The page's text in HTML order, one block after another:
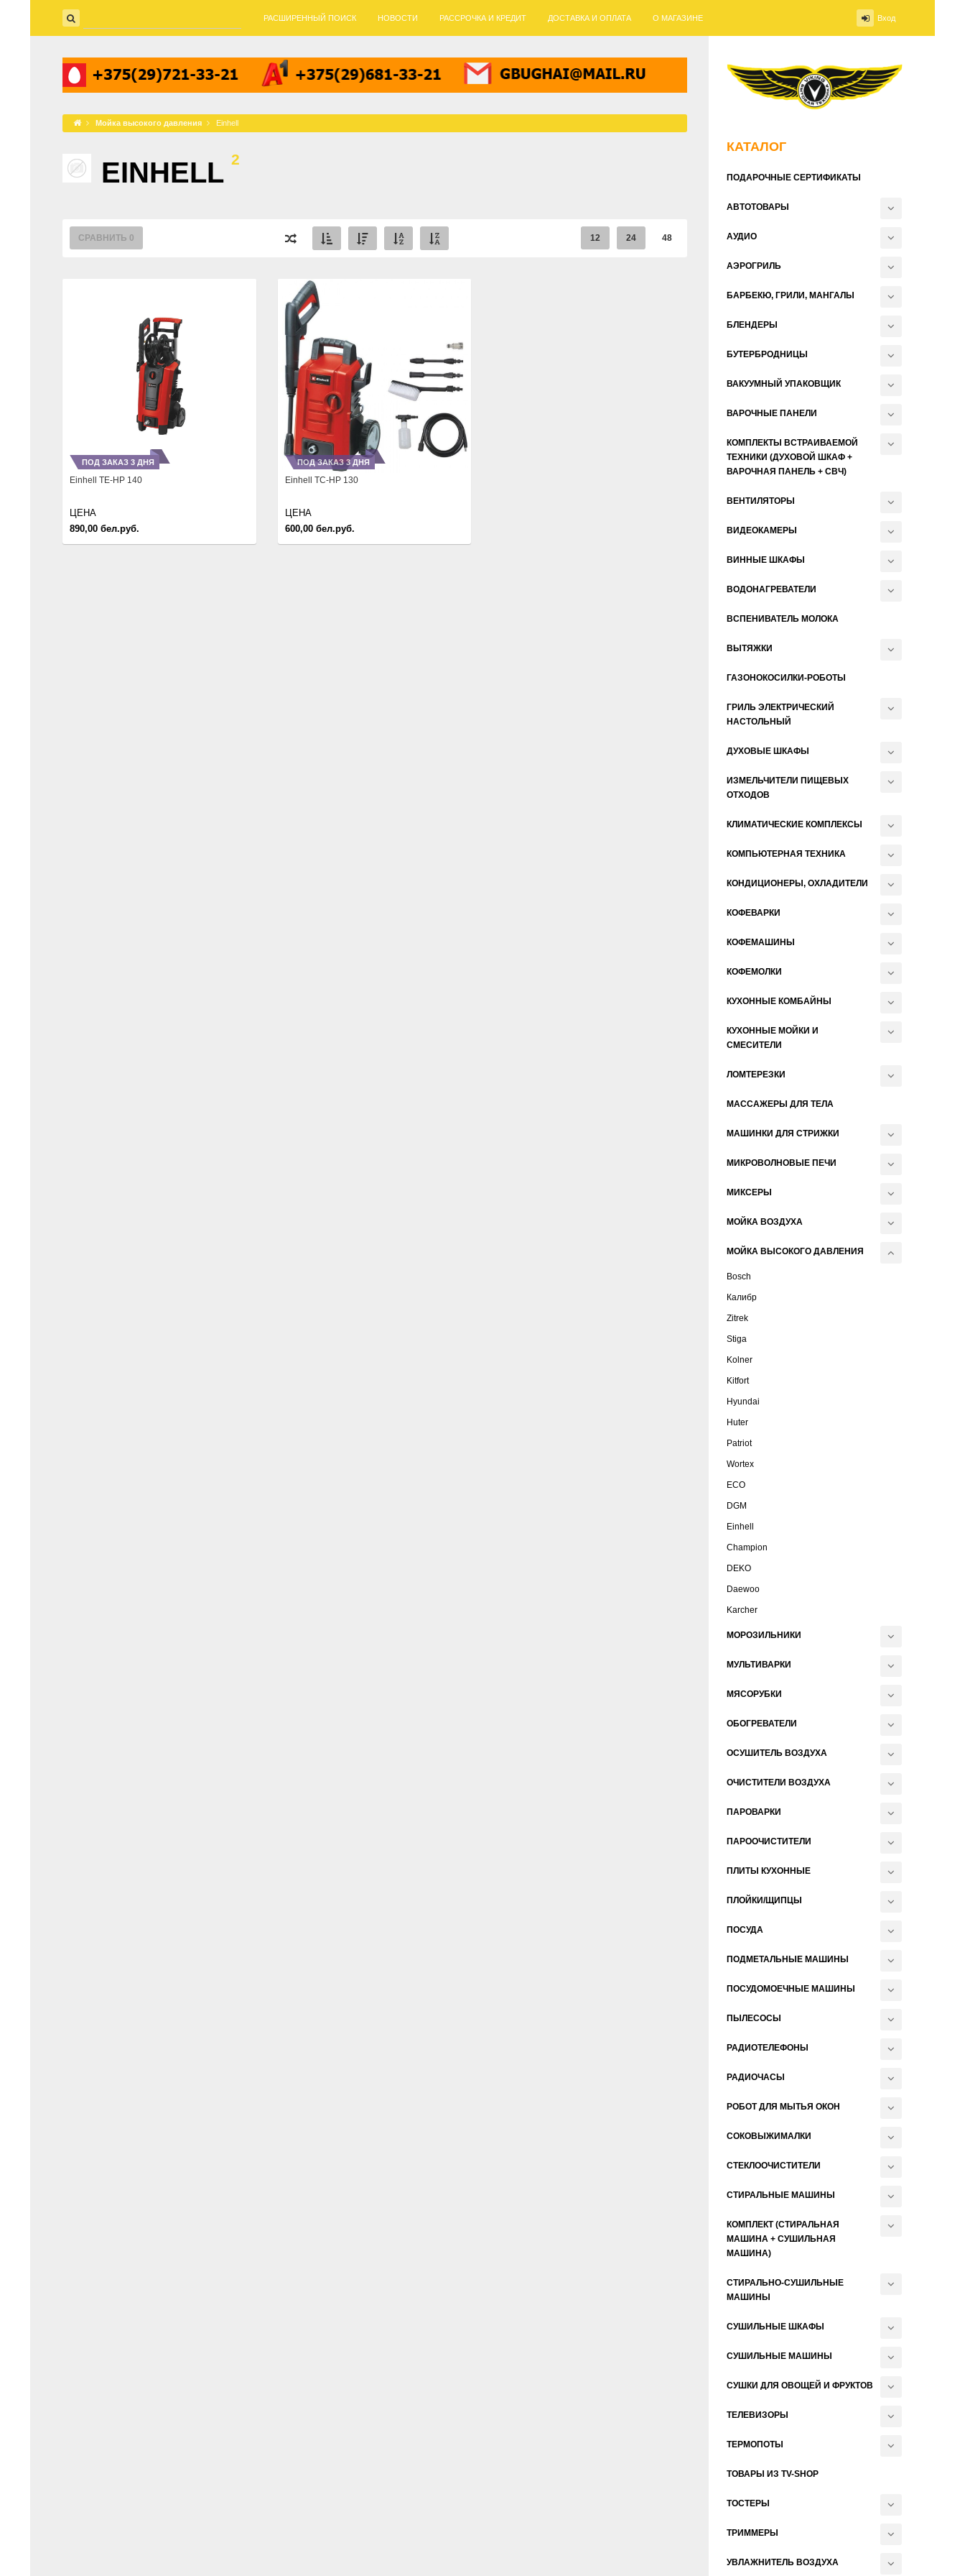
Вход
РАСШИРЕННЫЙ ПОИСК НОВОСТИ РАССРОЧКА И КРЕДИТ ДОСТАВКА И ОПЛАТА О МАГАЗИНЕ
КАТАЛОГ
ПОДАРОЧНЫЕ СЕРТИФИКАТЫ
АВТОТОВАРЫ
АУДИО
АЭРОГРИЛЬ
БАРБЕКЮ, ГРИЛИ, МАНГАЛЫ
БЛЕНДЕРЫ
БУТЕРБРОДНИЦЫ
ВАКУУМНЫЙ УПАКОВЩИК
ВАРОЧНЫЕ ПАНЕЛИ
КОМПЛЕКТЫ ВСТРАИВАЕМОЙ
ТЕХНИКИ (ДУХОВОЙ ШКАФ +
ВАРОЧНАЯ ПАНЕЛЬ + СВЧ)
ВЕНТИЛЯТОРЫ
ВИДЕОКАМЕРЫ
ВИННЫЕ ШКАФЫ
ВОДОНАГРЕВАТЕЛИ
ВСПЕНИВАТЕЛЬ МОЛОКА
ВЫТЯЖКИ
ГАЗОНОКОСИЛКИ-РОБОТЫ
ГРИЛЬ ЭЛЕКТРИЧЕСКИЙ
НАСТОЛЬНЫЙ
ДУХОВЫЕ ШКАФЫ
ИЗМЕЛЬЧИТЕЛИ ПИЩЕВЫХ
ОТХОДОВ
КЛИМАТИЧЕСКИЕ КОМПЛЕКСЫ
КОМПЬЮТЕРНАЯ ТЕХНИКА
КОНДИЦИОНЕРЫ, ОХЛАДИТЕЛИ
КОФЕВАРКИ
КОФЕМАШИНЫ
КОФЕМОЛКИ
КУХОННЫЕ КОМБАЙНЫ
КУХОННЫЕ МОЙКИ И
СМЕСИТЕЛИ
ЛОМТЕРЕЗКИ
МАССАЖЕРЫ ДЛЯ ТЕЛА
МАШИНКИ ДЛЯ СТРИЖКИ
МИКРОВОЛНОВЫЕ ПЕЧИ
МИКСЕРЫ
МОЙКА ВОЗДУХА
МОЙКА ВЫСОКОГО ДАВЛЕНИЯ
Bosch
Калибр
Zitrek
Stiga
Kolner
Kitfort
Hyundai
Huter
Patriot
Wortex
ECO
DGM
Einhell
Сhampion
DEKO
Daewoo
Karcher
МОРОЗИЛЬНИКИ
МУЛЬТИВАРКИ
МЯСОРУБКИ
ОБОГРЕВАТЕЛИ
ОСУШИТЕЛЬ ВОЗДУХА
ОЧИСТИТЕЛИ ВОЗДУХА
ПАРОВАРКИ
ПАРООЧИСТИТЕЛИ
ПЛИТЫ КУХОННЫЕ
ПЛОЙКИ/ЩИПЦЫ
ПОСУДА
ПОДМЕТАЛЬНЫЕ МАШИНЫ
ПОСУДОМОЕЧНЫЕ МАШИНЫ
ПЫЛЕСОСЫ
РАДИОТЕЛЕФОНЫ
РАДИОЧАСЫ
РОБОТ ДЛЯ МЫТЬЯ ОКОН
СОКОВЫЖИМАЛКИ
СТЕКЛООЧИСТИТЕЛИ
СТИРАЛЬНЫЕ МАШИНЫ
КОМПЛЕКТ (СТИРАЛЬНАЯ
МАШИНА + СУШИЛЬНАЯ
МАШИНА)
СТИРАЛЬНО-СУШИЛЬНЫЕ
МАШИНЫ
СУШИЛЬНЫЕ ШКАФЫ
СУШИЛЬНЫЕ МАШИНЫ
СУШКИ ДЛЯ ОВОЩЕЙ И ФРУКТОВ
ТЕЛЕВИЗОРЫ
ТЕРМОПОТЫ
ТОВАРЫ ИЗ TV-SHOP
ТОСТЕРЫ
ТРИММЕРЫ
УВЛАЖНИТЕЛЬ ВОЗДУХА
Мойка высокого давления Einhell
EINHELL 2
СРАВНИТЬ 0 12 24 48
Next
ПОД ЗАКАЗ 3 ДНЯ
Einhell TE-HP 140
890,00 бел.руб.
ЦЕНА
Previous
ПОД ЗАКАЗ 3 ДНЯ
Einhell TC-HP 130
600,00 бел.руб.
ЦЕНА